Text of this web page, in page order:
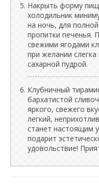
Накрыть форму
холодильник
на ночь, для
пропитки печенья.
свежими ягодами
при желании
сахарной пудрой.
Клубничный
бархатистой
яркого, свежего
легкий,
станет настоящим
подарит
удовольствие!